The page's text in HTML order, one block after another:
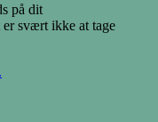
på dit
er svært ikke at tage